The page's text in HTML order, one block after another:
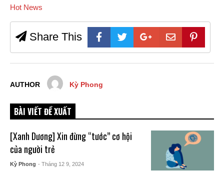
Hot News
Share This
AUTHOR Kỳ Phong
BÀI VIẾT ĐỀ XUẤT
[Xanh Dương] Xin đừng “tước” cơ hội
của người trẻ
Kỳ Phong - Tháng 12 9, 2024